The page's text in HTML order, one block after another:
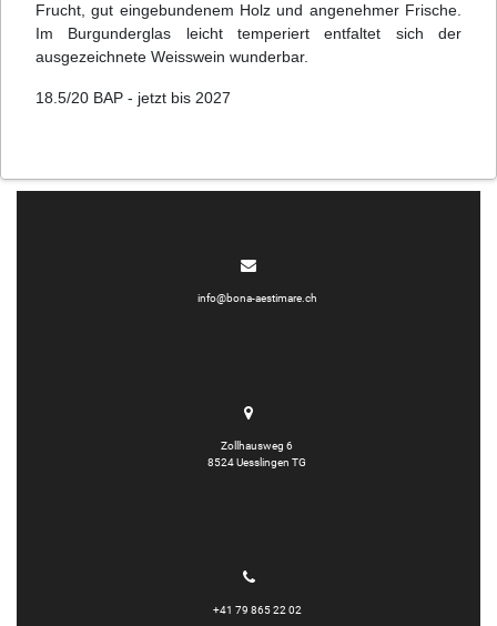
Frucht, gut eingebundenem Holz und angenehmer Frische.
Im Burgunderglas leicht temperiert entfaltet sich der
ausgezeichnete Weisswein wunderbar.
18.5/20 BAP - jetzt bis 2027
info@bona-aestimare.ch
Zollhausweg 6
8524 Uesslingen TG
+41 79 865 22 02